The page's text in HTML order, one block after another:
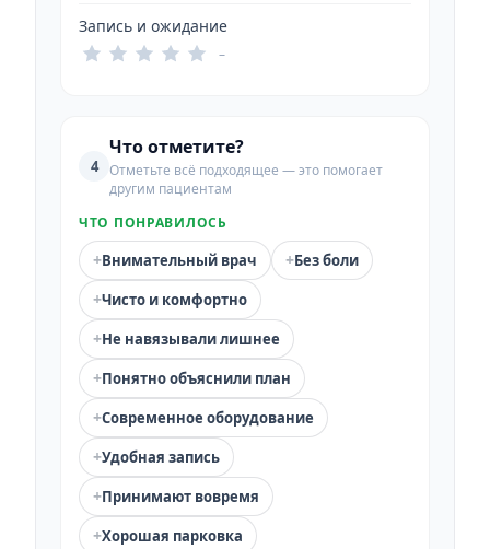
Запись и ожидание
–
4
Что отметите?
Отметьте всё подходящее — это помогает
другим пациентам
ЧТО ПОНРАВИЛОСЬ
+Внимательный врач +Без боли
+Чисто и комфортно
+Не навязывали лишнее
+Понятно объяснили план
+Современное оборудование
+Удобная запись
+Принимают вовремя
+Хорошая парковка